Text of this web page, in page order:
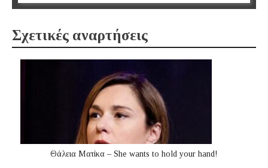
Σχετικές αναρτήσεις
Θάλεια Ματίκα – She wants to hold your hand!